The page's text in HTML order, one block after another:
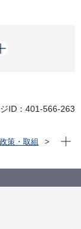
ID：401-566-263
政策・取組
現在